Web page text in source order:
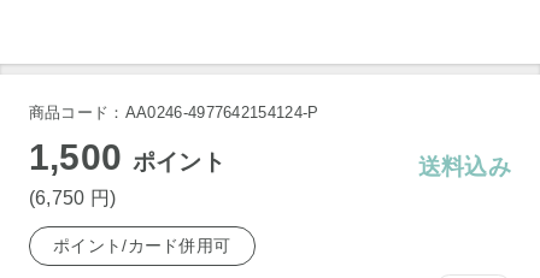
商品コード：AA0246-4977642154124-P
1,500 ポイント
(6,750 円)
送料込み
ポイント/カード併用可